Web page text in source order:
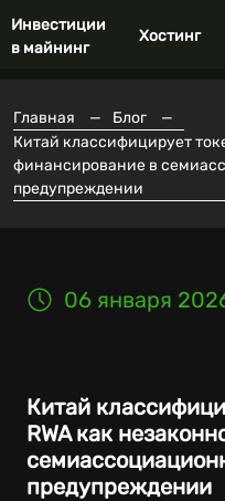
Инвестиции
в майнинг
Хостинг
Главная — Блог
—
Китай классифицирует
финансирование в
предупреждении
06 января
Китай
RWA как
предупреждении